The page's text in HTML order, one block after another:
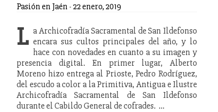
Pasión en Jaén -22 enero, 2019
L a Archicofradía Sacramental de San Ildefonso
encara sus cultos principales del año, y lo
hace con novedades en cuanto a su imagen y
presencia digital. En primer lugar, Alberto
Moreno hizo entrega al Prioste, Pedro Rodríguez,
del escudo a color a la Primitiva, Antigua e Ilustre
Archicofradía Sacramental de San Ildefonso
durante el Cabildo General de cofrades. …